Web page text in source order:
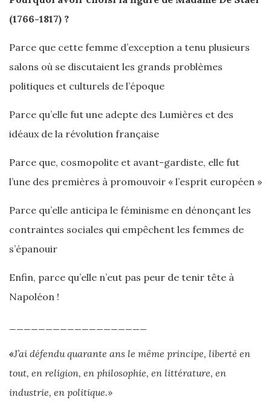
(1766-1817) ?
Parce que cette femme d’exception a tenu plusieurs
salons où se discutaient les grands problèmes
politiques et culturels de l’époque
Parce qu’elle fut une adepte des Lumières et des
idéaux de la révolution française
Parce que, cosmopolite et avant-gardiste, elle fut
l’une des premières à promouvoir « l’esprit européen »
Parce qu’elle anticipa le féminisme en dénonçant les
contraintes sociales qui empêchent les femmes de
s’épanouir
Enfin, parce qu’elle n’eut pas peur de tenir tête à
Napoléon !
«J’ai défendu quarante ans le même principe, liberté en
tout, en religion, en philosophie, en littérature, en
industrie, en politique.»